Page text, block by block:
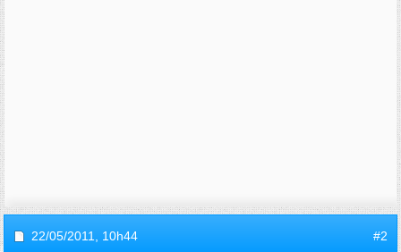
22/05/2011, 10h44 #2